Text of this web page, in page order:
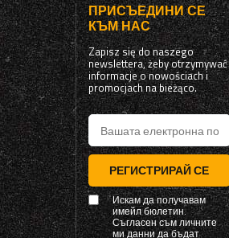
ПРИСЪЕДИНИ СЕ
КЪМ НАС
Zapisz się do naszego
newslettera, żeby otrzymywać
informacje o nowościach i
promocjach na bieżąco.
РЕГИСТРИРАЙ СЕ
Искам да получавам
имейл бюлетин.
Съгласен съм личните
ми данни да бъдат